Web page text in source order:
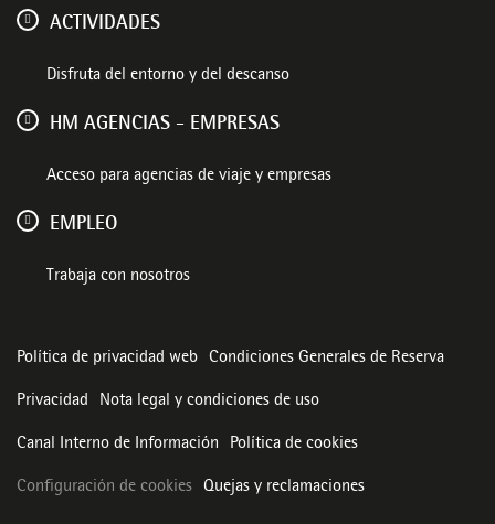
ACTIVIDADES
Disfruta del entorno y del descanso
HM AGENCIAS - EMPRESAS
Acceso para agencias de viaje y empresas
EMPLEO
Trabaja con nosotros
Política de privacidad web Condiciones Generales de Reserva
Privacidad Nota legal y condiciones de uso
Canal Interno de Información Política de cookies
Configuración de cookies Quejas y reclamaciones